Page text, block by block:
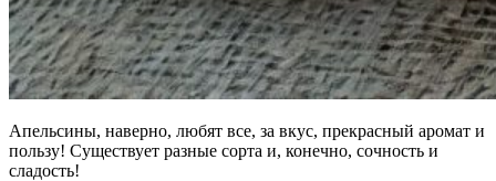
Апельсины, наверно, любят все, за вкус, прекрасный аромат и
пользу! Существует разные сорта и, конечно, сочность и
сладость!